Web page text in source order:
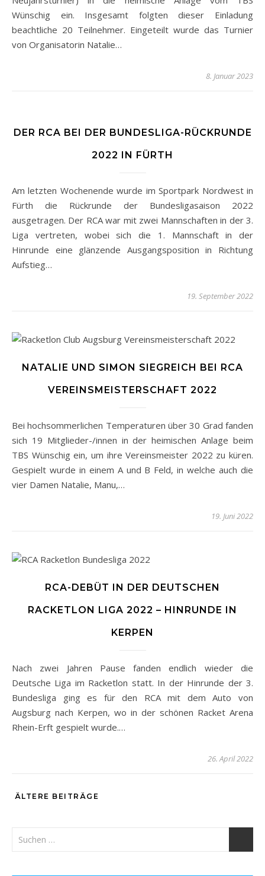
Wünschig ein. Insgesamt folgten dieser Einladung
beachtliche 20 Teilnehmer. Eingeteilt wurde das Turnier
von Organisatorin Natalie…
8. Januar 2023
DER RCA BEI DER BUNDESLIGA-RÜCKRUNDE
2022 IN FÜRTH
Am letzten Wochenende wurde im Sportpark Nordwest in
Fürth die Rückrunde der Bundesligasaison 2022
ausgetragen. Der RCA war mit zwei Mannschaften in der 3.
Liga vertreten, wobei sich die 1. Mannschaft in der
Hinrunde eine glänzende Ausgangsposition in Richtung
Aufstieg…
19. September 2022
NATALIE UND SIMON SIEGREICH BEI RCA
VEREINSMEISTERSCHAFT 2022
Bei hochsommerlichen Temperaturen über 30 Grad fanden
sich 19 Mitglieder-/innen in der heimischen Anlage beim
TBS Wünschig ein, um ihre Vereinsmeister 2022 zu küren.
Gespielt wurde in einem A und B Feld, in welche auch die
vier Damen Natalie, Manu,…
19. Juni 2022
RCA-DEBÜT IN DER DEUTSCHEN
RACKETLON LIGA 2022 – HINRUNDE IN
KERPEN
Nach zwei Jahren Pause fanden endlich wieder die
Deutsche Liga im Racketlon statt. In der Hinrunde der 3.
Bundesliga ging es für den RCA mit dem Auto von
Augsburg nach Kerpen, wo in der schönen Racket Arena
Rhein-Erft gespielt wurde.…
26. April 2022
ÄLTERE BEITRÄGE